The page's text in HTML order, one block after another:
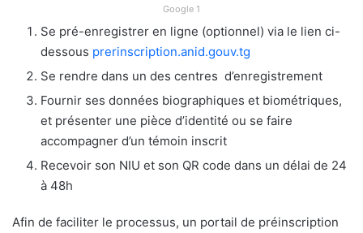
Google 1
Se pré-enregistrer en ligne (optionnel) via le lien ci-
dessous prerinscription.anid.gouv.tg
Se rendre dans un des centres d’enregistrement
Fournir ses données biographiques et biométriques,
et présenter une pièce d’identité ou se faire
accompagner d’un témoin inscrit
Recevoir son NIU et son QR code dans un délai de 24
à 48h
Afin de faciliter le processus, un portail de préinscription